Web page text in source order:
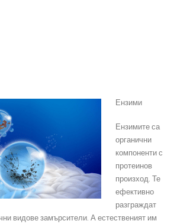
Ензими
Ензимите са
органични
компоненти с
протеинов
произход. Те
ефективно
разграждат
видове замърсители. А естественият им